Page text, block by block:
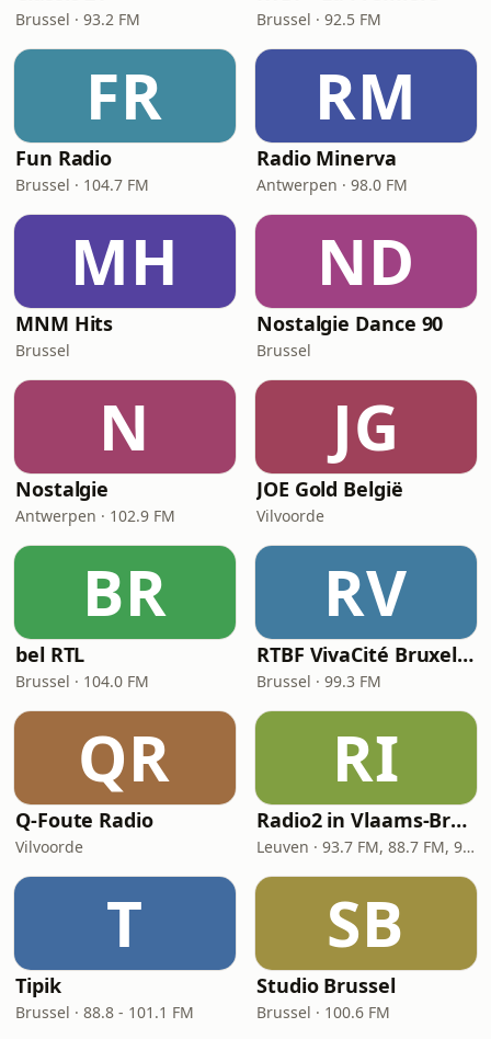
Brussel · 93.2 FM Brussel · 92.5 FM
FR
Fun Radio
Brussel · 104.7 FM
RM
Radio Minerva
Antwerpen · 98.0 FM
MH
MNM Hits
Brussel
ND
Nostalgie Dance 90
Brussel
N
Nostalgie
Antwerpen · 102.9 FM
JG
JOE Gold België
Vilvoorde
BR
bel RTL
Brussel · 104.0 FM
RV
RTBF VivaCité Bruxelles
Brussel · 99.3 FM
QR
Q-Foute Radio
Vilvoorde
RI
Radio2 in Vlaams-Brabant
Leuven · 93.7 FM, 88.7 FM, 92.4 FM
T
Tipik
Brussel · 88.8 - 101.1 FM
SB
Studio Brussel
Brussel · 100.6 FM